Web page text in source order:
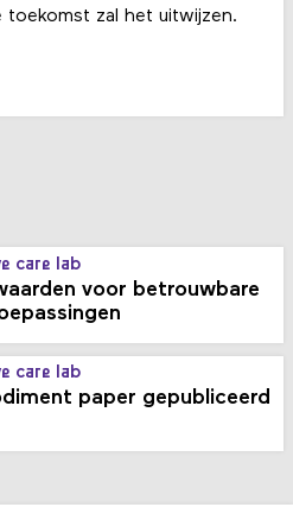
toekomst zal het uitwijzen.
care lab
voor betrouwbare
care lab
paper gepubliceerd